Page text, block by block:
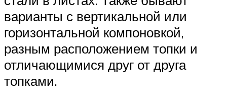
варианты с вертикальной или
горизонтальной компоновкой,
разным расположением топки и
отличающимися друг от друга
топками.